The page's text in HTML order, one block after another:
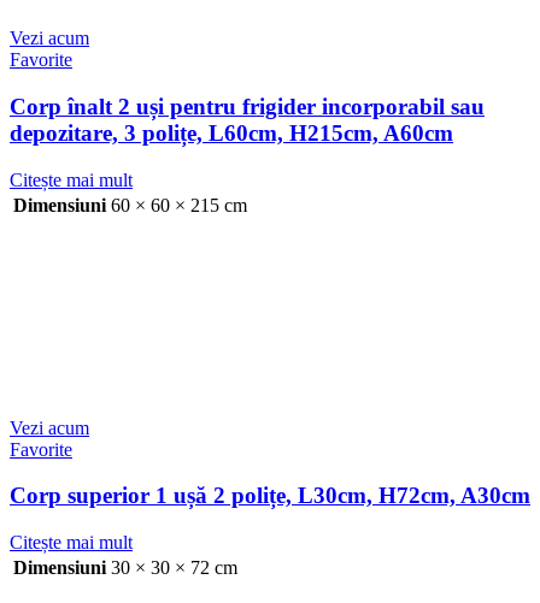
Vezi acum
Favorite
Corp înalt 2 uși pentru frigider incorporabil sau
depozitare, 3 polițe, L60cm, H215cm, A60cm
Citește mai mult
Dimensiuni 60 × 60 × 215 cm
Vezi acum
Favorite
Corp superior 1 ușă 2 polițe, L30cm, H72cm, A30cm
Citește mai mult
Dimensiuni 30 × 30 × 72 cm